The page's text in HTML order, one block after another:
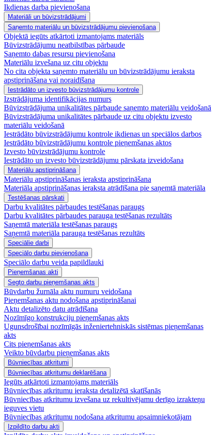
Ikdienas darba pievienošana
Materiāli un būvizstrādājumi
Saņemto materiālu un būvizstrādājumu pievienošana
Objektā iegūts atkārtoti izmantojams materiāls
Būvizstrādājumu neatbilstības pārbaude
Saņemto dabas resursu pievienošana
Materiālu izvešana uz citu objektu
No cita objekta saņemto materiālu un būvizstrādājumu ieraksta
apstiprināšana vai noraidīšana
Iestrādāto un izvesto būvizstrādājumu kontrole
Izstrādājuma identifikācijas numurs
Būvizstrādājuma unikalitātes pārbaude saņemto materiālu veidošanā
Būvizstrādājuma unikalitātes pārbaude uz citu objektu izvesto
materiālu veidošanā
Iestrādāto būvizstrādājumu kontrole ikdienas un speciālos darbos
Iestrādāto būvizstrādājumu kontrole pieņemšanas aktos
Izvesto būvizstrādājumu kontrole
Iestrādāto un izvesto būvizstrādājumu pārskata izveidošana
Materiālu apstiprināšana
Materiālu apstiprināšanas ieraksta apstiprināšana
Materiāla apstiprināšanas ieraksta atrādīšana pie saņemtā materiāla
Testēšanas pārskati
Darbu kvalitātes pārbaudes testēšanas paraugs
Darbu kvalitātes pārbaudes parauga testēšanas rezultāts
Saņemtā materiāla testēšanas paraugs
Saņemtā materiāla parauga testēšanas rezultāts
Speciālie darbi
Speciālo darbu pievienošana
Speciālo darbu veida papildlauki
Pieņemšanas akti
Segto darbu pieņemšanas akts
Būvdarbu žurnāla aktu numuru veidošana
Pieņemšanas aktu nodošana apstiprināšanai
Aktu detalizēto datu atrādīšana
Nozīmīgo konstrukciju pieņemšanas akts
Ugunsdrošībai nozīmīgās inženiertehniskās sistēmas pieņemšanas
akts
Cits pieņemšanas akts
Veikto būvdarbu pieņemšanas akts
Būvniecības atkritumi
Būvniecības atkritumu deklarēšana
Iegūts atkārtoti izmantojams materiāls
Būvniecības atkritumu ieraksta detalizētā skatīšanās
Būvniecības atkritumu izvešana uz rekultivējamu derīgo izrakteņu
ieguves vietu
Būvniecības atkritumu nodošana atkritumu apsaimniekotājam
Izpildīto darbu akti